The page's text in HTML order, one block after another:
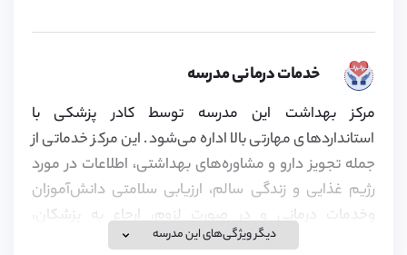
خدمات درمانی مدرسه
مرکز بهداشت این مدرسه توسط کادر پزشکی با
استانداردهای مهارتی بالا اداره می‌شود. این مرکز خدماتی از
جمله تجویز دارو و مشاوره‌های بهداشتی، اطلاعات در مورد
رژیم غذایی و زندگی سالم، ارزیابی سلامتی دانش‌آموزان
وخدمات درمانی و در صورت لزوم، ارجاع به پزشکان،
دندانپزشکان و سایر متخصصین را به دانش‌آموزان ارائه
دیگر ویژگی‌های این مدرسه